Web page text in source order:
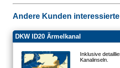
Andere Kunden
DKW ID20 Ärmelkanal
Inklusive
Kanalinseln.